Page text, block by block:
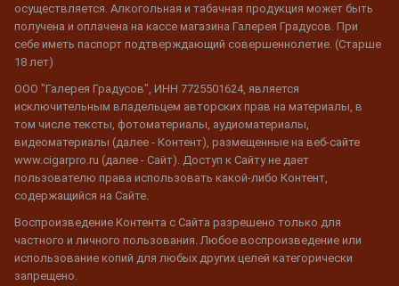
осуществляется. Алкогольная и табачная продукция может быть
получена и оплачена на кассе магазина Галерея Градусов. При
себе иметь паспорт подтверждающий совершеннолетие. (Старше
18 лет)
ООО "Галерея Градусов", ИНН 7725501624, является
исключительным владельцем авторских прав на материалы, в
том числе тексты, фотоматериалы, аудиоматериалы,
видеоматериалы (далее - Контент), размещенные на веб-сайте
www.cigarpro.ru (далее - Сайт). Доступ к Сайту не дает
пользователю права использовать какой-либо Контент,
содержащийся на Сайте.
Воспроизведение Контента с Сайта разрешено только для
частного и личного пользования. Любое воспроизведение или
использование копий для любых других целей категорически
запрещено.